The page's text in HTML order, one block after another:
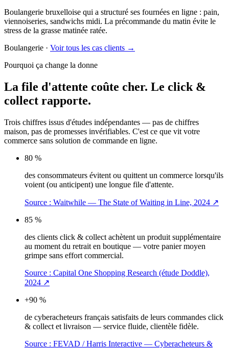
Boulangerie bruxelloise qui a structuré ses fournées en ligne : pain,
viennoiseries, sandwichs midi. La précommande du matin évite le
stress de la grasse matinée ratée.
Boulangerie · Voir tous les cas clients →
Pourquoi ça change la donne
La file d'attente coûte cher. Le click &
collect rapporte.
Trois chiffres issus d'études indépendantes — pas de chiffres
maison, pas de promesses invérifiables. C'est ce que vit votre
commerce sans solution de commande en ligne.
80 %
des consommateurs évitent ou quittent un commerce lorsqu'ils
voient (ou anticipent) une longue file d'attente.
Source : Waitwhile — The State of Waiting in Line, 2024 ↗
85 %
des clients click & collect achètent un produit supplémentaire
au moment du retrait en boutique — votre panier moyen
grimpe sans effort commercial.
Source : Capital One Shopping Research (étude Doddle),
2024 ↗
+90 %
de cyberacheteurs français satisfaits de leurs commandes click
& collect et livraison — service fluide, clientèle fidèle.
Source : FEVAD / Harris Interactive — Cyberacheteurs &